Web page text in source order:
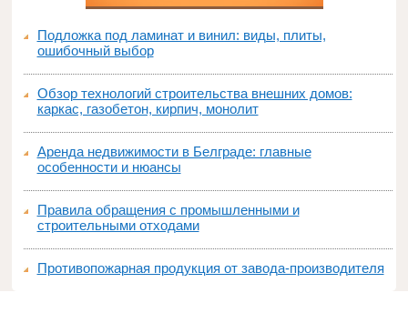
Подложка под ламинат и винил: виды, плиты,
ошибочный выбор
Обзор технологий строительства внешних домов:
каркас, газобетон, кирпич, монолит
Аренда недвижимости в Белграде: главные
особенности и нюансы
Правила обращения с промышленными и
строительными отходами
Противопожарная продукция от завода-производителя